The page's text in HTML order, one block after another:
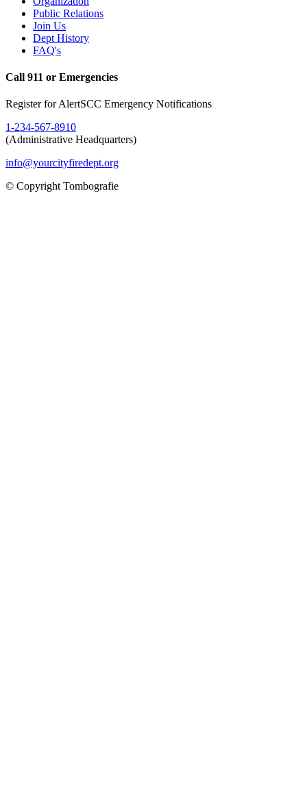
Public Relations
Join Us
Dept History
FAQ's
Call 911 or Emergencies
Register for AlertSCC Emergency Notifications
1-234-567-8910
(Administrative Headquarters)
info@yourcityfiredept.org
© Copyright Tombografie